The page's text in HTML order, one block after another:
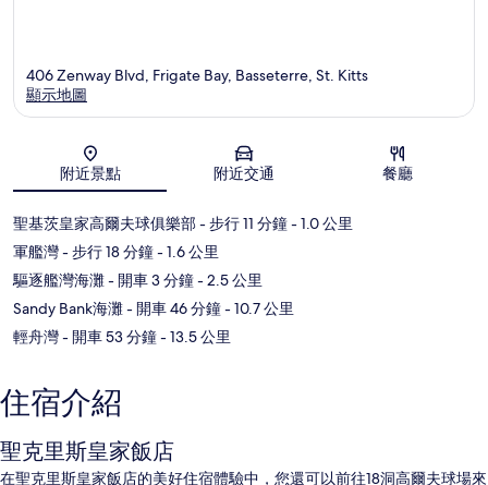
地圖
406 Zenway Blvd, Frigate Bay, Basseterre, St. Kitts
顯示地圖
附近景點 附近交通 餐廳
聖基茨皇家高爾夫球俱樂部- 步行 11 分鐘- 1.0 公里
軍艦灣- 步行 18 分鐘- 1.6 公里
驅逐艦灣海灘- 開車 3 分鐘- 2.5 公里
Sandy Bank海灘- 開車 46 分鐘- 10.7 公里
輕舟灣- 開車 53 分鐘- 13.5 公里
住宿介紹
聖克里斯皇家飯店
在聖克里斯皇家飯店的美好住宿體驗中，您還可以前往18洞高爾夫球場來